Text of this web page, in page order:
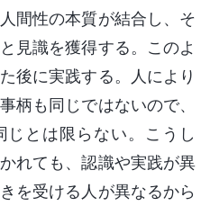
間性の本質が結合し、そ
見識を獲得する。このよ
後に実践する。人により
柄も同じではないので、
じとは限らない。こうし
れても、認識や実践が異
を受ける人が異なるから